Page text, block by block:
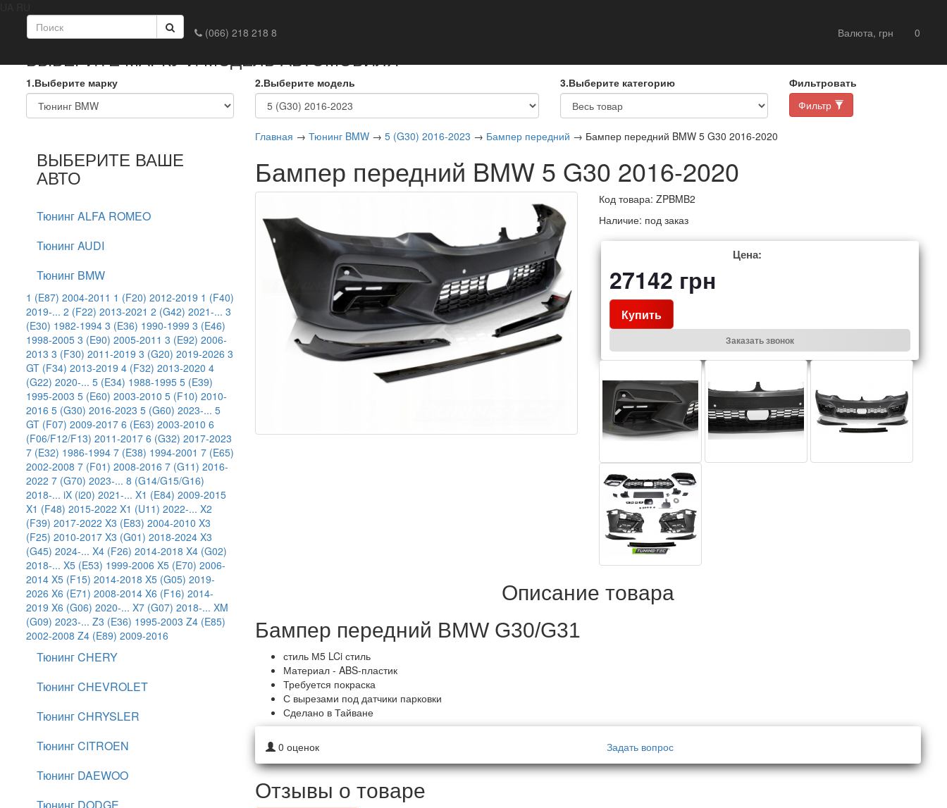
(066) 218 218 8
Валюта, грн 0
Главная Обмен и возврат
ВЫБЕРИТЕ МАРКУ И МОДЕЛЬ АВТОМОБИЛЯ
1.Выберите марку 2.Выберите модель 3.Выберите категорию
Фильтровать
Фильтр
ВЫБЕРИТЕ ВАШЕ
АВТО
Тюнинг ALFA ROMEO
Тюнинг AUDI
Тюнинг BMW
1 (E87) 2004-2011 1 (F20) 2012-2019 1 (F40)
2019-... 2 (F22) 2013-2021 2 (G42) 2021-... 3
(E30) 1982-1994 3 (E36) 1990-1999 3 (E46)
1998-2005 3 (E90) 2005-2011 3 (E92) 2006-
2013 3 (F30) 2011-2019 3 (G20) 2019-2026 3
GT (F34) 2013-2019 4 (F32) 2013-2020 4
(G22) 2020-... 5 (E34) 1988-1995 5 (E39)
1995-2003 5 (E60) 2003-2010 5 (F10) 2010-
2016 5 (G30) 2016-2023 5 (G60) 2023-... 5
GT (F07) 2009-2017 6 (E63) 2003-2010 6
(F06/F12/F13) 2011-2017 6 (G32) 2017-2023
7 (E32) 1986-1994 7 (E38) 1994-2001 7 (E65)
2002-2008 7 (F01) 2008-2016 7 (G11) 2016-
2022 7 (G70) 2023-... 8 (G14/G15/G16)
2018-... iX (i20) 2021-... X1 (E84) 2009-2015
X1 (F48) 2015-2022 X1 (U11) 2022-... X2
(F39) 2017-2022 X3 (E83) 2004-2010 X3
(F25) 2010-2017 X3 (G01) 2018-2024 X3
(G45) 2024-... X4 (F26) 2014-2018 X4 (G02)
2018-... X5 (E53) 1999-2006 X5 (E70) 2006-
2014 X5 (F15) 2014-2018 X5 (G05) 2019-
2026 X6 (E71) 2008-2014 X6 (F16) 2014-
2019 X6 (G06) 2020-... X7 (G07) 2018-... XM
(G09) 2023-... Z3 (E36) 1995-2003 Z4 (E85)
2002-2008 Z4 (E89) 2009-2016
Тюнинг CHERY
Тюнинг CHEVROLET
Тюнинг CHRYSLER
Тюнинг CITROEN
Тюнинг DAEWOO
Главная → Тюнинг BMW → 5 (G30) 2016-2023 → Бампер передний → Бампер передний BMW 5 G30 2016-2020
Бампер передний BMW 5 G30 2016-2020
Код товара: ZPBMB2
Наличие: под заказ
Цена:
27142 грн
Купить
Заказать звонок
Описание товара
Бампер передний BMW G30/G31
стиль М5 LCi стиль
Материал - ABS-пластик
Требуется покраска
С вырезами под датчики парковки
Сделано в Тайване
0 оценок Задать вопрос
Отзывы о товаре